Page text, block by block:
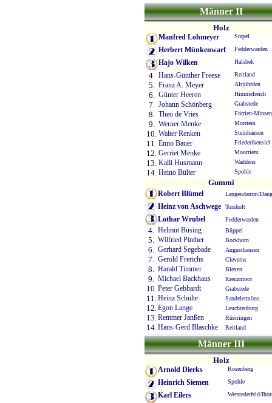
Männer II
Holz
Manfred Lohmeyer Stapel
Herbert Münkenwarf Fedderwarden
Hajo Wilken Halsbek
4. Hans-Günther Freese Reitland
5. Franz A. Meyer Altjührden
6. Günter Heeren Himmelreich
7. Johann Schönberg Grabstede
8. Theo de Vries Förrien-Minsen
9. Werner Menke Morriem
10. Walter Renken Steinhausen
11. Enno Bauer Friederikensiel
12. Gerriet Menke Moorriem
13. Kalli Husmann Waddens
14. Heino Bülter Spohle
Gummi
Robert Blümel Langendamm/
Heinz von Aschwege Torsholt
Lothar Wrubel Fedderwarden
4. Helmut Büsing Büppel
5. Wilfried Pinther Bockhorn
6. Gerhard Segebade Augusthausen
7. Gerold Frerichs Cleverns
8. Harald Timmer Blexen
9. Michael Backhaus Kreuzmoor
10.Peter Gebhardt Grabstede
11.Heinz Schulte Sandelermöns
12.Egon Lange Leuchtenburg
13.Remmer Janßen Rüstringen
14.Hans-Gerd Blaschke Reitland
Männer III
Holz
Arnold Dierks Rosenberg
Heinrich Siemen Spohle
Karl Eilers Werstederfeld/